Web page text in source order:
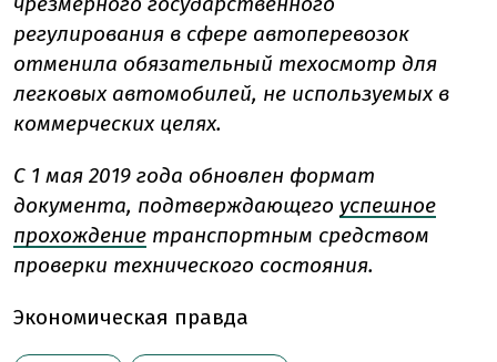
регулирования в сфере автоперевозок
отменила обязательный техосмотр для
легковых автомобилей, не используемых в
коммерческих целях.
С 1 мая 2019 года обновлен формат
документа, подтверждающего успешное
прохождение транспортным средством
проверки технического состояния.
Экономическая правда